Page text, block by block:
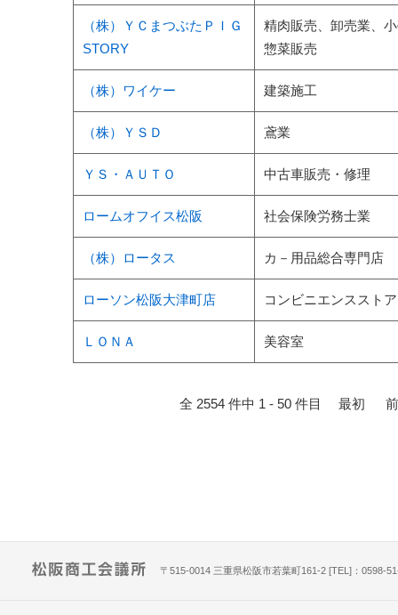
（株）ＹＣまつぶたＰＩＧ
STORY
精肉販売、卸売業、
惣菜販売
（株）ワイケー 建築施工
（株）ＹＳＤ 鳶業
ＹＳ・ＡＵＴＯ 中古車販売・修理
ロームオフイス松阪 社会保険労務士業
（株）ロータス カ－用品総合専門店
ローソン松阪大津町店 コンビニエンスストア
ＬＯＮＡ 美容室
全 2554 件中 1 - 50 件目 最初
〒515-0014 三重県松阪市若葉町161-2 [TEL]：0598-